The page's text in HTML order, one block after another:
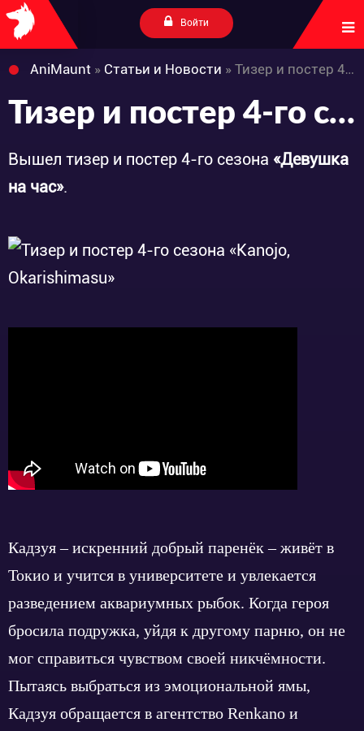
Войти
AniMaunt » Статьи и Новости » Тизер и постер 4-го сезона «Kanojo, Okarishimasu»
Тизер и постер 4-го сезона «Kanojo, Okarishimasu»
Вышел тизер и постер 4-го сезона «Девушка
на час».
Кадзуя – искренний добрый паренёк – живёт в
Токио и учится в университете и увлекается
разведением аквариумных рыбок. Когда героя
бросила подружка, уйдя к другому парню, он не
мог справиться чувством своей никчёмности.
Пытаясь выбраться из эмоциональной ямы,
Кадзуя обращается в агентство Renkano и